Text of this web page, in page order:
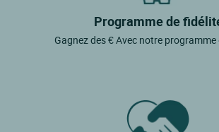
Programme de
Gagnez des € Avec notre programme